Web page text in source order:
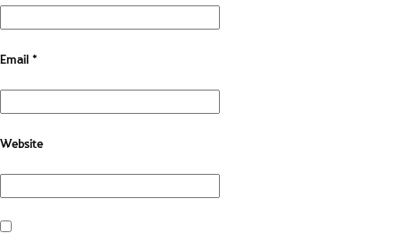
Email*
Website